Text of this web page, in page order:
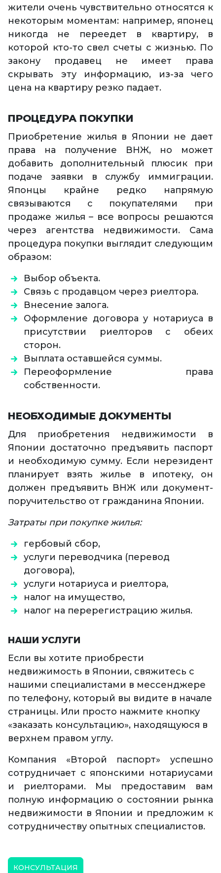
жители очень чувствительно относятся к
некоторым моментам: например, японец
никогда не переедет в квартиру, в
которой кто-то свел счеты с жизнью. По
закону продавец не имеет права
скрывать эту информацию, из-за чего
цена на квартиру резко падает.
ПРОЦЕДУРА ПОКУПКИ
Приобретение жилья в Японии не дает
права на получение ВНЖ, но может
добавить дополнительный плюсик при
подаче заявки в службу иммиграции.
Японцы крайне редко напрямую
связываются с покупателями при
продаже жилья – все вопросы решаются
через агентства недвижимости. Сама
процедура покупки выглядит следующим
образом:
Выбор объекта.
Связь с продавцом через риелтора.
Внесение залога.
Оформление договора у нотариуса в
присутствии риелторов с обеих
сторон.
Выплата оставшейся суммы.
Переоформление права
собственности.
НЕОБХОДИМЫЕ ДОКУМЕНТЫ
Для приобретения недвижимости в
Японии достаточно предъявить паспорт
и необходимую сумму. Если нерезидент
планирует взять жилье в ипотеку, он
должен предъявить ВНЖ или документ-
поручительство от гражданина Японии.
Затраты при покупке жилья:
гербовый сбор,
услуги переводчика (перевод
договора),
услуги нотариуса и риелтора,
налог на имущество,
налог на перерегистрацию жилья.
НАШИ УСЛУГИ
Если вы хотите приобрести
недвижимость в Японии, свяжитесь с
нашими специалистами в мессенджере
по телефону, который вы видите в начале
страницы. Или просто нажмите кнопку
«заказать консультацию», находящуюся в
верхнем правом углу.
Компания «Второй паспорт» успешно
сотрудничает с японскими нотариусами
и риелторами. Мы предоставим вам
полную информацию о состоянии рынка
недвижимости в Японии и предложим к
сотрудничеству опытных специалистов.
КОНСУЛЬТАЦИЯ